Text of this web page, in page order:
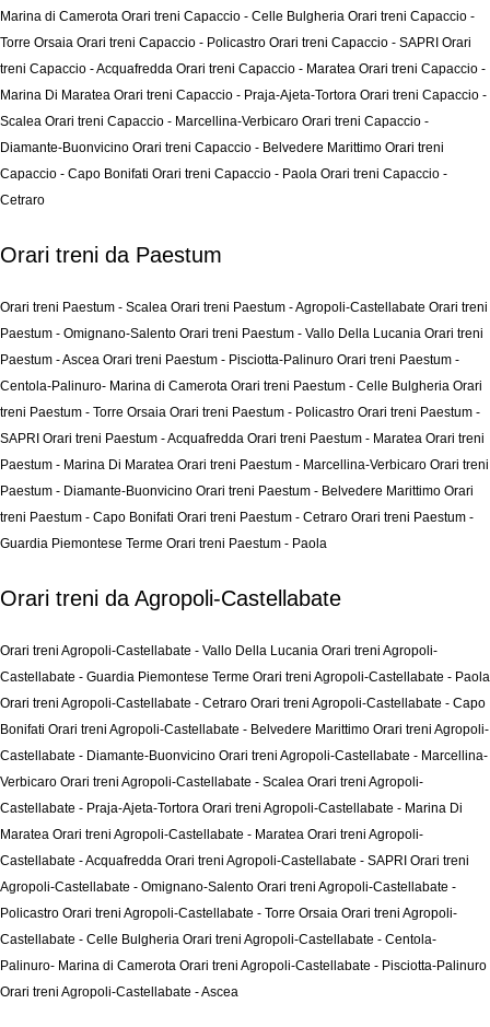
Marina di Camerota Orari treni Capaccio - Celle Bulgheria Orari treni Capaccio -
Torre Orsaia Orari treni Capaccio - Policastro Orari treni Capaccio - SAPRI Orari
treni Capaccio - Acquafredda Orari treni Capaccio - Maratea Orari treni Capaccio -
Marina Di Maratea Orari treni Capaccio - Praja-Ajeta-Tortora Orari treni Capaccio -
Scalea Orari treni Capaccio - Marcellina-Verbicaro Orari treni Capaccio -
Diamante-Buonvicino Orari treni Capaccio - Belvedere Marittimo Orari treni
Capaccio - Capo Bonifati Orari treni Capaccio - Paola Orari treni Capaccio -
Cetraro
Orari treni da Paestum
Orari treni Paestum - Scalea Orari treni Paestum - Agropoli-Castellabate Orari treni
Paestum - Omignano-Salento Orari treni Paestum - Vallo Della Lucania Orari treni
Paestum - Ascea Orari treni Paestum - Pisciotta-Palinuro Orari treni Paestum -
Centola-Palinuro- Marina di Camerota Orari treni Paestum - Celle Bulgheria Orari
treni Paestum - Torre Orsaia Orari treni Paestum - Policastro Orari treni Paestum -
SAPRI Orari treni Paestum - Acquafredda Orari treni Paestum - Maratea Orari treni
Paestum - Marina Di Maratea Orari treni Paestum - Marcellina-Verbicaro Orari treni
Paestum - Diamante-Buonvicino Orari treni Paestum - Belvedere Marittimo Orari
treni Paestum - Capo Bonifati Orari treni Paestum - Cetraro Orari treni Paestum -
Guardia Piemontese Terme Orari treni Paestum - Paola
Orari treni da Agropoli-Castellabate
Orari treni Agropoli-Castellabate - Vallo Della Lucania Orari treni Agropoli-
Castellabate - Guardia Piemontese Terme Orari treni Agropoli-Castellabate - Paola
Orari treni Agropoli-Castellabate - Cetraro Orari treni Agropoli-Castellabate - Capo
Bonifati Orari treni Agropoli-Castellabate - Belvedere Marittimo Orari treni Agropoli-
Castellabate - Diamante-Buonvicino Orari treni Agropoli-Castellabate - Marcellina-
Verbicaro Orari treni Agropoli-Castellabate - Scalea Orari treni Agropoli-
Castellabate - Praja-Ajeta-Tortora Orari treni Agropoli-Castellabate - Marina Di
Maratea Orari treni Agropoli-Castellabate - Maratea Orari treni Agropoli-
Castellabate - Acquafredda Orari treni Agropoli-Castellabate - SAPRI Orari treni
Agropoli-Castellabate - Omignano-Salento Orari treni Agropoli-Castellabate -
Policastro Orari treni Agropoli-Castellabate - Torre Orsaia Orari treni Agropoli-
Castellabate - Celle Bulgheria Orari treni Agropoli-Castellabate - Centola-
Palinuro- Marina di Camerota Orari treni Agropoli-Castellabate - Pisciotta-Palinuro
Orari treni Agropoli-Castellabate - Ascea